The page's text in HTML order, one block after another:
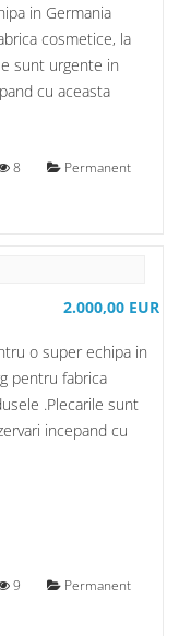
in Germania
cosmetice, la
sunt urgente in
cu aceasta
8
Permanent
2.000,00 EUR
o super echipa in
pentru fabrica
.Plecarile sunt
incepand cu
9
Permanent